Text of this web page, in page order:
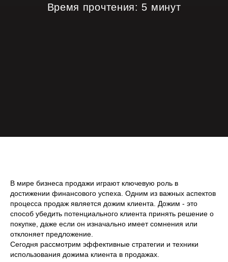
Время прочтения: 5 минут
В мире бизнеса продажи играют ключевую роль в
достижении финансового успеха. Одним из важных аспектов
процесса продаж является дожим клиента. Дожим - это
способ убедить потенциального клиента принять решение о
покупке, даже если он изначально имеет сомнения или
отклоняет предложение.
Сегодня рассмотрим эффективные стратегии и техники
использования дожима клиента в продажах.
Узнать, как мы вам поможем
Если отдела продаж еще нет